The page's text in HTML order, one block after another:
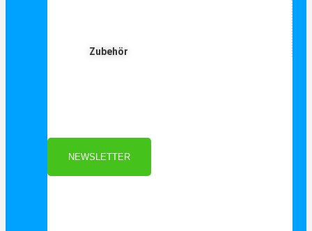
Zubehör
Als Danke schön für Ihre Anmeldung
NEWSLETTER